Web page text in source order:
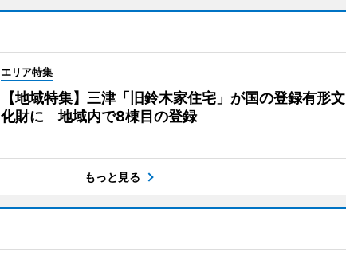
エリア特集
【地域特集】三津「旧鈴木家住宅」が国の登録有形文
化財に 地域内で8棟目の登録
もっと見る